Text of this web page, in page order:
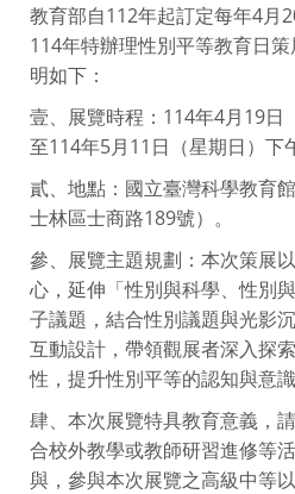
教育部自112年起訂定每年4月
114年特辦理性別平等教育日
明如下：
壹、展覽時程：114年4月19日
至114年5月11日（星期日）下
貳、地點：國立臺灣科學教育
士林區士商路189號）。
參、展覽主題規劃：本次策展
心，延伸「性別與科學、性別
子議題，結合性別議題與光影
互動設計，帶領觀展者深入探
性，提升性別平等的認知與意識
肆、本次展覽特具教育意義，
合校外教學或教師研習進修等
與，參與本次展覽之高級中等